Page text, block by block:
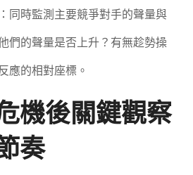
同時監測主要競爭對手的聲量與
們的聲量是否上升？有無趁勢操
應的相對座標。
機後關鍵觀察
奏